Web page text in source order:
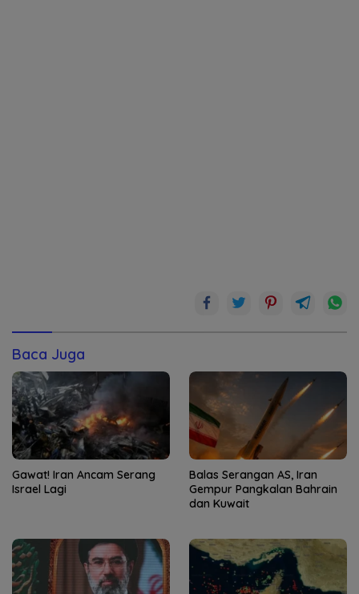
Baca Juga
Gawat! Iran Ancam Serang
Israel Lagi
Balas Serangan AS, Iran
Gempur Pangkalan Bahrain
dan Kuwait